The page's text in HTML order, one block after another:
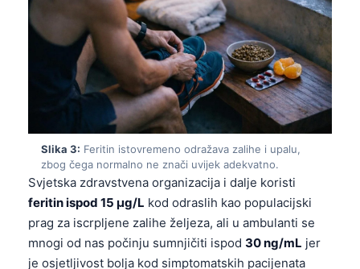
Slika 3: Feritin istovremeno odražava zalihe i upalu,
zbog čega normalno ne znači uvijek adekvatno.
Svjetska zdravstvena organizacija i dalje koristi
feritin ispod 15 µg/L kod odraslih kao populacijski
prag za iscrpljene zalihe željeza, ali u ambulanti se
mnogi od nas počinju sumnjičiti ispod 30 ng/mL jer
je osjetljivost bolja kod simptomatskih pacijenata